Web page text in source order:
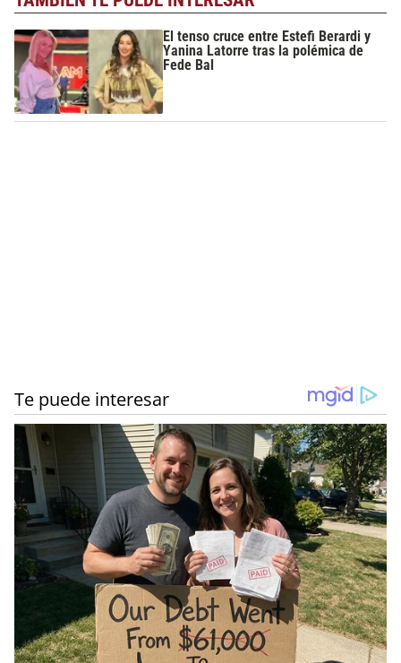
El tenso cruce entre Estefi Berardi y
Yanina Latorre tras la polémica de
Fede Bal